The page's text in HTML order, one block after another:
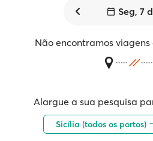
Seg, 7
Não encontramos
Alargue a sua pesquisa
Sicília (todos os portos)